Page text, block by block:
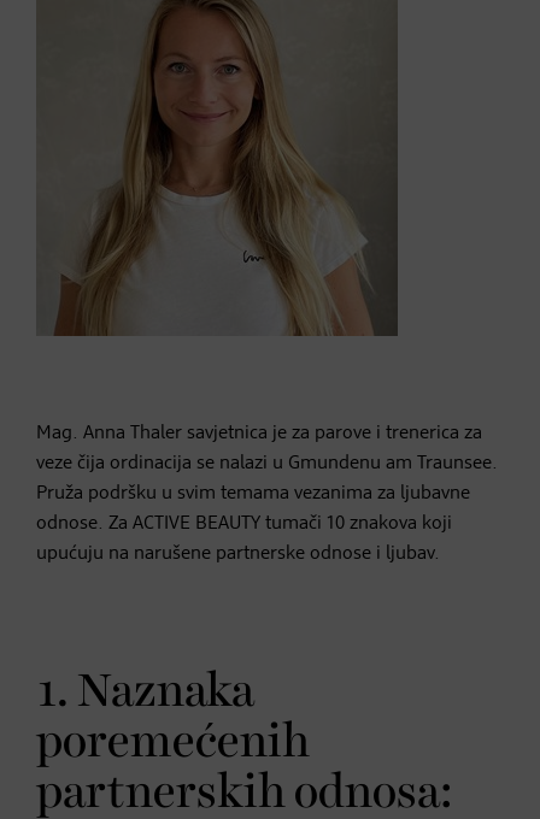
Mag. Anna Thaler savjetnica je za parove i trenerica za
veze čija ordinacija se nalazi u Gmundenu am Traunsee.
Pruža podršku u svim temama vezanima za ljubavne
odnose. Za ACTIVE BEAUTY tumači 10 znakova koji
upućuju na narušene partnerske odnose i ljubav.
1. Naznaka
poremećenih
partnerskih odnosa: